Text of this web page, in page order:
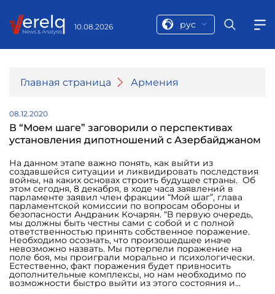
10.08.2026 рус
Главная страница Армения
08.12.2020
В “Моем шаге” заговорили о перспективах
установления дипотношений с Азербайджаном
На данном этапе важно понять, как выйти из
создавшейся ситуации и ликвидировать последствия
войны, на каких основах строить будущее страны. Об
этом сегодня, 8 декабря, в ходе часа заявлений в
парламенте заявил член фракции “Мой шаг”, глава
парламентской комиссии по вопросам обороны и
безопасности Андраник Кочарян. “В первую очередь,
мы должны быть честны сами с собой и с полной
ответственностью принять собственное поражение.
Необходимо осознать, что произошедшее иначе
невозможно назвать. Мы потерпели поражение на
поле боя, мы проиграли морально и психологически.
Естественно, факт поражения будет привносить
дополнительные комплексы, но нам необходимо по
возможности быстро выйти из этого состояния и